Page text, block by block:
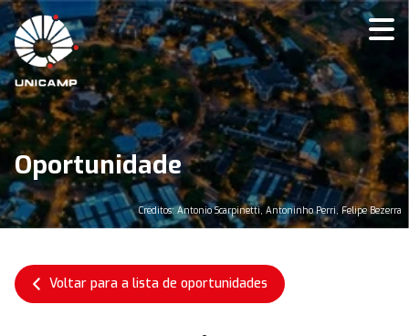
Oportunidade
Créditos: Antonio Scarpinetti, Antoninho Perri, Felipe Bezerra
Voltar para a lista de oportunidades